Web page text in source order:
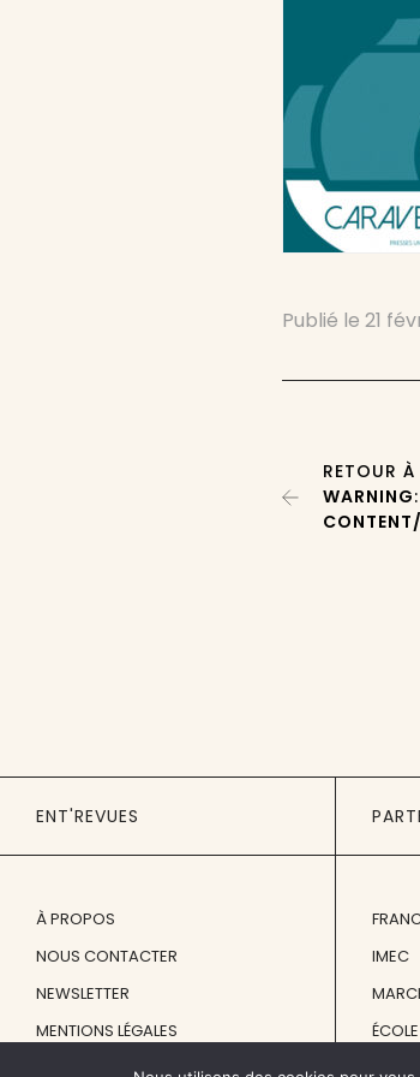
Publié le21
RETOUR À
WARNING
ENT'REVUES
À PROPOS
NOUS CONTACTER
NEWSLETTER
MENTIONS LÉGALES
IMEC